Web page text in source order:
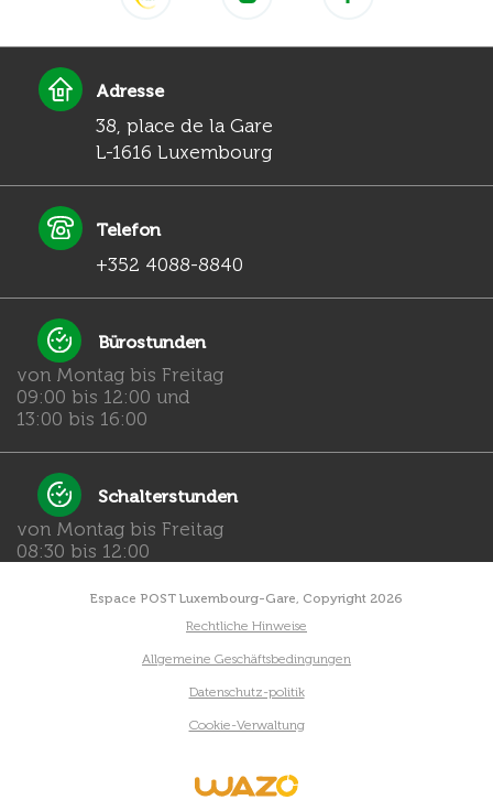
Adresse
38, place de la Gare
L-1616 Luxembourg
Telefon
+352 4088-8840
Bürostunden
von Montag bis Freitag
09:00 bis 12:00 und
13:00 bis 16:00
Schalterstunden
von Montag bis Freitag
08:30 bis 12:00